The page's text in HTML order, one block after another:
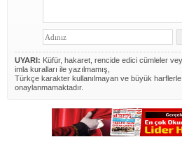
UYARI: Küfür, hakaret, rencide edici cümleler
imla kuralları ile yazılmamış,
Türkçe karakter kullanılmayan ve büyük harflerle
onaylanmamaktadır.